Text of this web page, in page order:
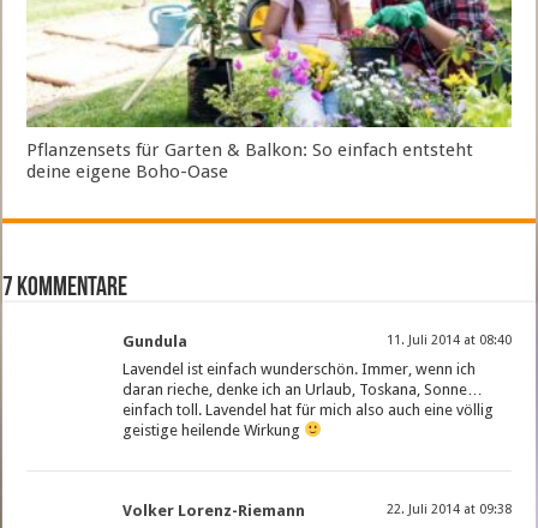
Pflanzensets für Garten & Balkon: So einfach entsteht
deine eigene Boho-Oase
7 Kommentare
Gundula 11. Juli 2014 at 08:40
Lavendel ist einfach wunderschön. Immer, wenn ich
daran rieche, denke ich an Urlaub, Toskana, Sonne…
einfach toll. Lavendel hat für mich also auch eine völlig
geistige heilende Wirkung
Volker Lorenz-Riemann 22. Juli 2014 at 09:38